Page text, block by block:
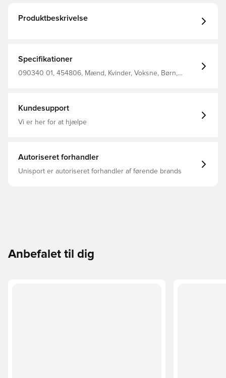
Produktbeskrivelse
Specifikationer
090340 01, 454806, Mænd, Kvinder, Voksne, Børn,
Kundesupport
Vi er her for at hjælpe
Autoriseret forhandler
Unisport er autoriseret forhandler af førende brands
Anbefalet til dig